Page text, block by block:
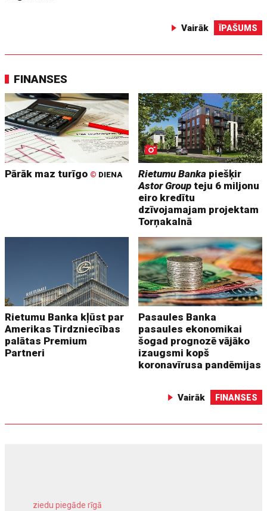
Vairāk ĪPAŠUMS
FINANSES
Pārāk maz turīgo © DIENA Rietumu Banka piešķir
Astor Group teju 6 miljonu
eiro kredītu
dzīvojamajam projektam
Torņakalnā
Rietumu Banka kļūst par
Amerikas Tirdzniecības
palātas Premium
Partneri
Pasaules Banka
pasaules ekonomikai
šogad prognozē vājāko
izaugsmi kopš
koronavīrusa pandēmijas
Vairāk FINANSES
ziedu piegāde rīgā